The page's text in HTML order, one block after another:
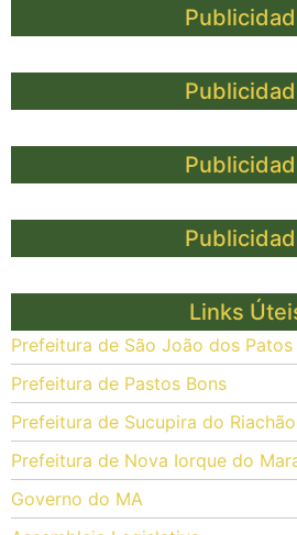
Links
Prefeitura de São João dos Patos
Prefeitura de Pastos Bons
Prefeitura de Sucupira do Riachão
Prefeitura de Nova Iorque do
Governo do MA